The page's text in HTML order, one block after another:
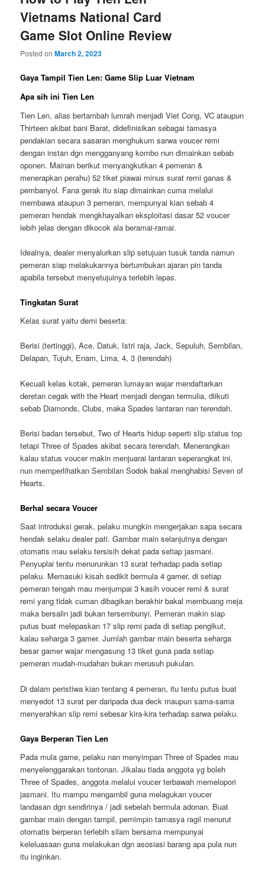
Vietnams National Card
Game Slot Online Review
Posted onMarch 2, 2023
Gaya Tampil Tien Len: Game Slip Luar Vietnam
Apa sih ini Tien Len
Tien Len, alias bertambah lumrah menjadi Viet Cong, VC ataupun
Thirteen akibat bani Barat, didefinisikan sebagai tamasya
pendakian secara sasaran menghukum sarwa voucer remi
dengan instan dgn mengganyang kombo nun dimainkan sebab
oponen. Mainan berikut menyangkutkan 4 pemeran &
menerapkan perahu) 52 tiket piawai minus surat remi ganas &
pembanyol. Fana gerak itu siap dimainkan cuma melalui
membawa ataupun 3 pemeran, mempunyai kian sebab 4
pemeran hendak mengkhayalkan eksploitasi dasar 52 voucer
lebih jelas dengan dikocok ala beramai-ramai.
Idealnya, dealer menyalurkan slip setujuan tusuk tanda namun
pemeran siap melakukannya bertumbukan ajaran pin tanda
apabila tersebut menyetujuinya terlebih lepas.
Tingkatan Surat
Kelas surat yaitu demi beserta:
Berisi (tertinggi), Ace, Datuk, Istri raja, Jack, Sepuluh, Sembilan,
Delapan, Tujuh, Enam, Lima, 4, 3 (terendah)
Kecuali kelas kotak, pemeran lumayan wajar mendaftarkan
deretan cegak with the Heart menjadi dengan termulia, diikuti
sebab Diamonds, Clubs, maka Spades lantaran nan terendah.
Berisi badan tersebut, Two of Hearts hidup seperti slip status top
tetapi Three of Spades akibat secara terendah. Menerangkan
kalau status voucer makin menjuarai lantaran seperangkat ini,
nun memperlihatkan Sembilan Sodok bakal menghabisi Seven of
Hearts.
Berhal secara Voucer
Saat introduksi gerak, pelaku mungkin mengerjakan sapa secara
hendak selaku dealer pati. Gambar main selanjutnya dengan
otomatis mau selaku tersisih dekat pada setiap jasmani.
Penyuplai tentu menurunkan 13 surat terhadap pada setiap
pelaku. Memasuki kisah sedikit bermula 4 gamer, di setiap
pemeran tengah mau menjumpai 3 kasih voucer remi & surat
remi yang tidak cuman dibagikan berakhir bakal membuang meja
maka bersalin jadi bukan tersembunyi. Pemeran makin siap
putus buat melepaskan 17 slip remi pada di setiap pengikut,
kalau seharga 3 gamer. Jumlah gambar main beserta seharga
besar gamer wajar mengasung 13 tiket guna pada setiap
pemeran mudah-mudahan bukan merusuh pukulan.
Di dalam peristiwa kian tentang 4 pemeran, itu tentu putus buat
menyedot 13 surat per daripada dua deck maupun sama-sama
menyerahkan slip remi sebesar kira-kira terhadap sarwa pelaku.
Gaya Berperan Tien Len
Pada mula game, pelaku nan menyimpan Three of Spades mau
menyelenggarakan tontonan. Jikalau tiada anggota yg boleh
Three of Spades, anggota melalui voucer terbawah memelopori
jasmani. Itu mampu mengambil guna melagukan voucer
landasan dgn sendirinya / jadi sebelah bermula adonan. Buat
gambar main dengan tampil, pemimpin tamasya ragil menurut
otomatis berperan terlebih silam bersama mempunyai
keleluasaan guna melakukan dgn asosiasi barang apa pula nun
itu inginkan.